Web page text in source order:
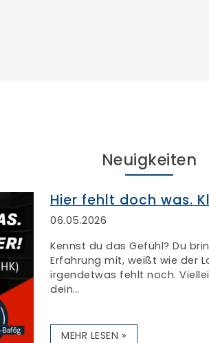
Neuigkeiten
Hier fehlt doch was.
06.05.2026
Kennst du das Gefühl? Du
Erfahrung mit, weißt wie der
irgendetwas fehlt noch.
dein…
MEHR LESEN »